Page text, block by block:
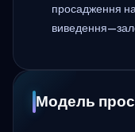
просадження
Модель